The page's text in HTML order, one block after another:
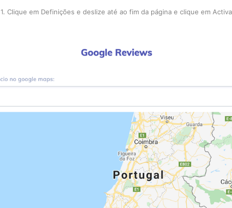
1. Clique em Definições e deslize até ao fim da página e clique em